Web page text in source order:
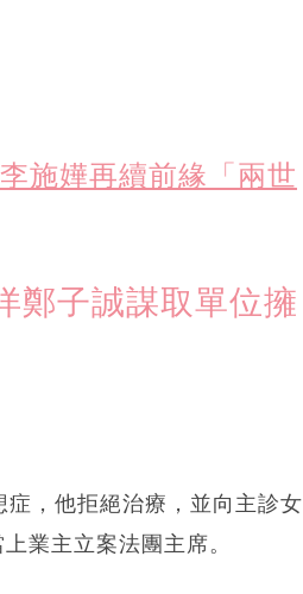
施嬅再續前緣「兩世
鄭子誠謀取單位擁
，他拒絕治療，並向主診女
業主立案法團主席。